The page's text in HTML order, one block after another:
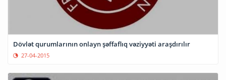
Dövlət qurumlarının onlayn şəffaflıq vəziyyəti araşdırılır
27-04-2015